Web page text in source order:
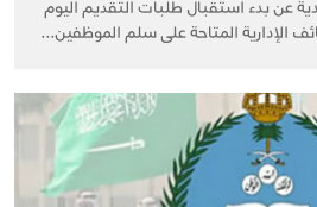
عن بدء استقبال طلبات التقديم اليوم
الإدارية المتاحة على سلم الموظفين...